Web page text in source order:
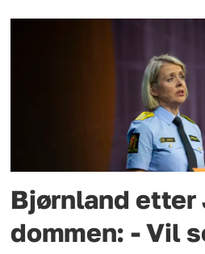
Bjørnland etter
dommen: - Vil